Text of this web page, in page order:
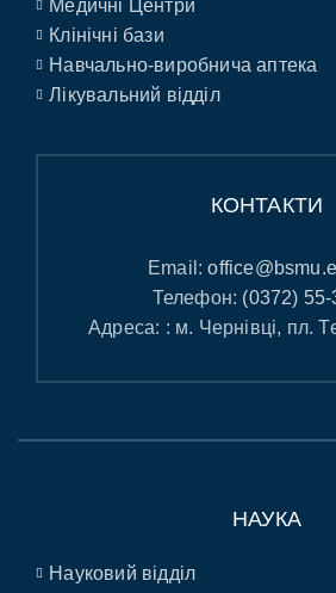
Медичні Центри
Клінічні бази
Навчально-виробнича аптека
Лікувальний відділ
КОНТАКТИ
Email:
Телефон: (0372)
Адреса: : м. Чернівці, пл.
НАУКА
Науковий відділ